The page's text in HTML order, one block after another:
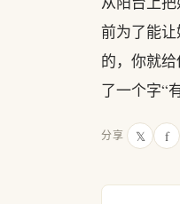
前为了能
的，你就
了一个字“有
分享 𝕏 f